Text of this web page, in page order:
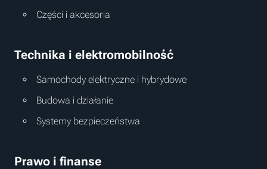
Części i akcesoria
Technika i elektromobilność
Samochody elektryczne i hybrydowe
Budowa i działanie
Systemy bezpieczeństwa
Prawo i finanse